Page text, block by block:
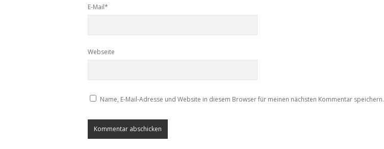
E-Mail*
Webseite
Name, E-Mail-Adresse und Website in diesem Browser für meinen nächsten Kommentar speichern.